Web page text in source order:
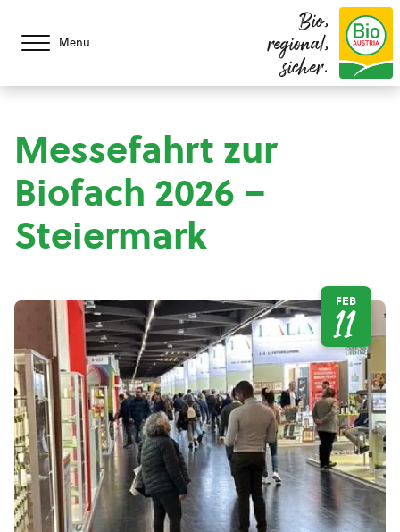
Menü
Bio,
regional,
sicher.
Messefahrt zur
Biofach 2026 –
Steiermark
FEB
11